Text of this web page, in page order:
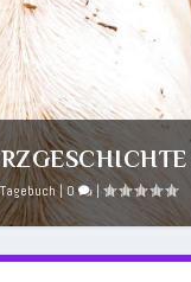
|0 |